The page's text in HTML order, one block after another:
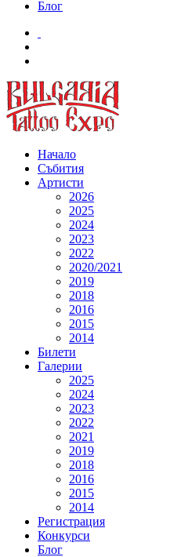
Блог
Начало
Събития
Артисти
2026
2025
2024
2023
2022
2020/2021
2019
2018
2016
2015
2014
Билети
Галерии
2025
2024
2023
2022
2021
2019
2018
2016
2015
2014
Регистрация
Конкурси
Блог